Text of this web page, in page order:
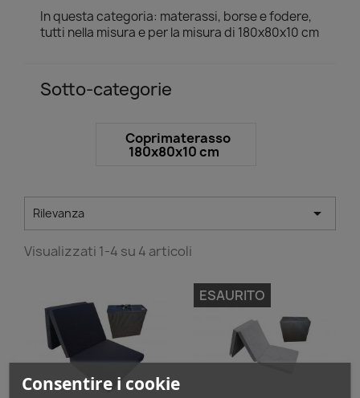
In questa categoria: materassi, borse e fodere,
tutti nella misura e per la misura di 180x80x10 cm
Sotto-categorie
Coprimaterasso
180x80x10 cm
Rilevanza 
Visualizzati 1-4 su 4 articoli
ESAURITO
Consentire i cookie